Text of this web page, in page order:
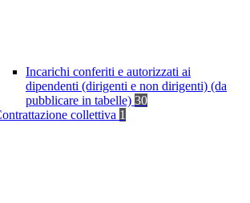
Incarichi conferiti e autorizzati ai
dipendenti (dirigenti e non dirigenti) (da
pubblicare in tabelle) 30
collettiva 1